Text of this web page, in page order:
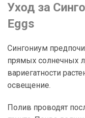
Уход за
Eggs
Сингониум
прямых солнечных
вариегатности
освещение.
Полив проводят